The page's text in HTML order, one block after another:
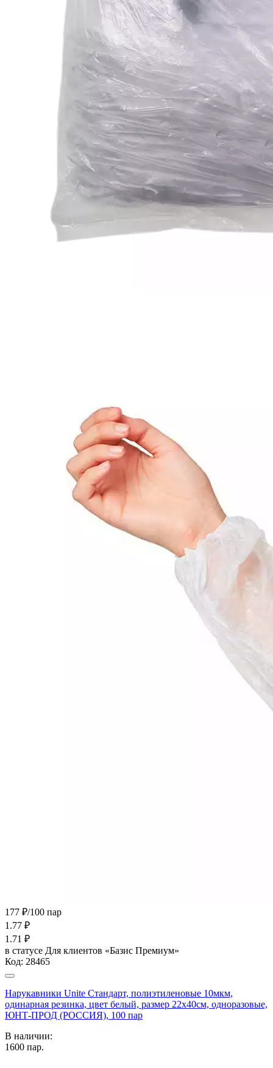
177 ₽/100 пар
1.77 ₽
1.71 ₽
в статусе Для клиентов «Базис Премиум»
Код: 28465
Нарукавники Unite Стандарт, полиэтиленовые 10мкм,
одинарная резинка, цвет белый, размер 22х40см, одноразовые,
ЮНТ-ПРОД (РОССИЯ), 100 пар
В наличии:
1600 пар.